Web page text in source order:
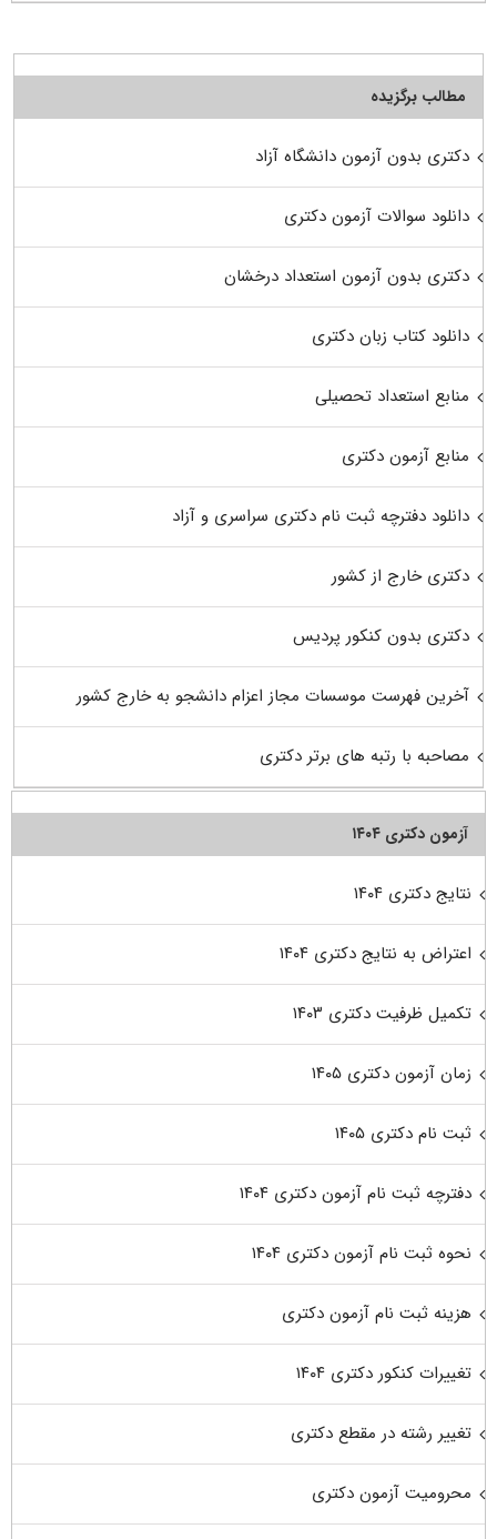
مطالب برگزیده
دکتری بدون آزمون دانشگاه آزاد
دانلود سوالات آزمون دکتری
دکتری بدون آزمون استعداد درخشان
دانلود کتاب زبان دکتری
منابع استعداد تحصیلی
منابع آزمون دکتری
دانلود دفترچه ثبت نام دکتری سراسری و آزاد
دکتری خارج از کشور
دکتری بدون کنکور پردیس
آخرین فهرست موسسات مجاز اعزام دانشجو به خارج کشور
مصاحبه با رتبه های برتر دکتری
آزمون دکتری ۱۴۰۴
نتایج دکتری ۱۴۰۴
اعتراض به نتایج دکتری ۱۴۰۴
تکمیل ظرفیت دکتری ۱۴۰۳
زمان آزمون دکتری ۱۴۰۵
ثبت نام دکتری ۱۴۰۵
دفترچه ثبت نام آزمون دکتری ۱۴۰۴
نحوه ثبت نام آزمون دکتری ۱۴۰۴
هزینه ثبت نام آزمون دکتری
تغییرات کنکور دکتری ۱۴۰۴
تغییر رشته در مقطع دکتری
محرومیت آزمون دکتری